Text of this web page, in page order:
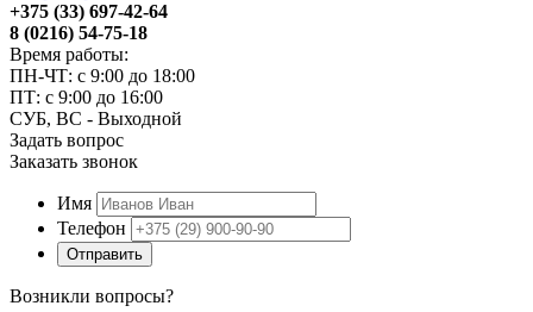
+375 (33) 697-42-64
8 (0216) 54-75-18
Время работы:
ПН-ЧТ: с 9:00 до 18:00
ПТ: с 9:00 до 16:00
СУБ, ВС - Выходной
Задать вопрос
Заказать звонок
Имя
Телефон
Отправить
Возникли вопросы?